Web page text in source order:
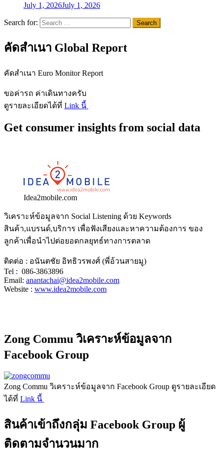
July 1, 2026July 1, 2026
Search for:
คัดสำเนา Global Report
คัดสำเนา Euro Monitor Report
ขอค่ารถ ค่าเดินทางครับ
ดูรายละเอียดได้ที่ Link นี้
Get consumer insights from social data
Idea2mobile.com
วิเคราะห์ข้อมูลจาก Social Listening ด้วย Keywords
สินค้า,แบรนด์,บริการ เพื่อฟังเสียงและหาความต้องการ ของ
ลูกค้าเพื่อนำไปต่อยอดกลยุทธ์ทางการตลาด
ติดต่อ : อนันตชัย อิทธิวรพงศ์ (พี่อ้วนสายมู)
Tel : 086-3863896
Email: anantachai@idea2mobile.com
Website : www.idea2mobile.com
Zong Commu วิเคราะห์ข้อมูลจาก
Facebook Group
Zong Commu วิเคราะห์ข้อมูลจาก Facebook Group ดูรายละเอียด
ได้ที่ Link นี้
สินค้าเข้าถึงกลุ่ม Facebook Group ผู้
ติดตามจำนวนมาก